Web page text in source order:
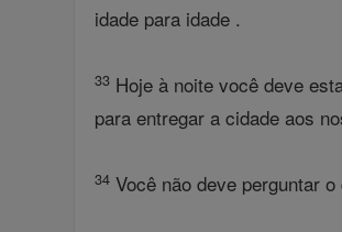
idade para idade .
33 Hoje à noite você deve
para entregar a cidade aos
34 Você não deve perguntar